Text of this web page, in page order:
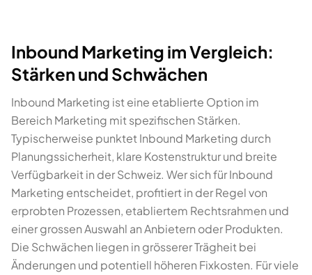
Inbound Marketing im Vergleich:
Stärken und Schwächen
Inbound Marketing ist eine etablierte Option im
Bereich Marketing mit spezifischen Stärken.
Typischerweise punktet Inbound Marketing durch
Planungssicherheit, klare Kostenstruktur und breite
Verfügbarkeit in der Schweiz. Wer sich für Inbound
Marketing entscheidet, profitiert in der Regel von
erprobten Prozessen, etabliertem Rechtsrahmen und
einer grossen Auswahl an Anbietern oder Produkten.
Die Schwächen liegen in grösserer Trägheit bei
Änderungen und potentiell höheren Fixkosten. Für viele